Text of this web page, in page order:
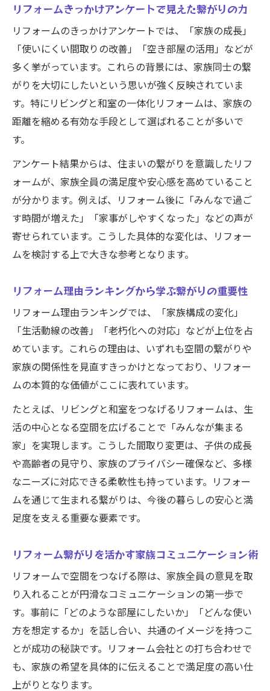
家族をつなぐリフォーム計画の進め方と注
意点
リフォームきっかけアンケートから考える
繋がり
リフォーム部屋をつなげるアイデアと実践
例
リフォームで部屋をつなげるメリットと満
足度
間取り変更リフォームがもたらす繋がりの
効果
リフォームで家族が集う開放的空間を実現
リビングと和室をつなげるリフォームの魅
横洋室つなげるリフォームの実際とポイン
ト
リフォーム時期の選び方と失敗回避法
リフォームしてはいけない時期の見極め方
リフォーム繋がりを意識した時期選びのコ
ツ
和室一体化リフォームは時期が重要な理由
リフォーム理由ランキングで時期を再確認
費用を抑えたリフォーム時期選びの工夫
施工順序で変わるリフォームの満足度
リフォーム壁と床どちらが先か徹底解説
リフォーム繋がりを考えた施工順序の選び
部屋をつなげるリフォーム時の工程ポイン
ト
失敗しないためのリフォーム順序の工夫
リフォーム理由ランキングからみる満足度
向上
リフォームきっかけアンケートで見えた繋がりの力
リフォームのきっかけアンケートでは、「家族の成長」
「使いにくい間取りの改善」「空き部屋の活用」などが
多く挙がっています。これらの背景には、家族同士の繋
がりを大切にしたいという思いが強く反映されていま
す。特にリビングと和室の一体化リフォームは、家族の
距離を縮める有効な手段として選ばれることが多いで
す。
アンケート結果からは、住まいの繋がりを意識したリフ
ォームが、家族全員の満足度や安心感を高めていること
が分かります。例えば、リフォーム後に「みんなで過ご
す時間が増えた」「家事がしやすくなった」などの声が
寄せられています。こうした具体的な変化は、リフォー
ムを検討する上で大きな参考となります。
リフォーム理由ランキングから学ぶ繋がりの重要性
リフォーム理由ランキングでは、「家族構成の変化」
「生活動線の改善」「老朽化への対応」などが上位を占
めています。これらの理由は、いずれも空間の繋がりや
家族の関係性を見直すきっかけとなっており、リフォー
ムの本質的な価値がここに表れています。
たとえば、リビングと和室をつなげるリフォームは、生
活の中心となる空間を広げることで「みんなが集まる
家」を実現します。こうした間取り変更は、子供の成長
や高齢者の見守り、家族のプライバシー確保など、多様
なニーズに対応できる柔軟性も持っています。リフォー
ムを通じて生まれる繋がりは、今後の暮らしの安心と満
足度を支える重要な要素です。
リフォーム繋がりを活かす家族コミュニケーション術
リフォームで空間をつなげる際は、家族全員の意見を取
り入れることが円滑なコミュニケーションの第一歩で
す。事前に「どのような部屋にしたいか」「どんな使い
方を想定するか」を話し合い、共通のイメージを持つこ
とが成功の秘訣です。リフォーム会社との打ち合わせで
も、家族の希望を具体的に伝えることで満足度の高い仕
上がりとなります。